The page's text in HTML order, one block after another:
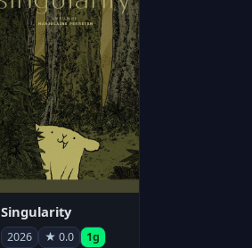
Singularity
2026 ★ 0.0 1g